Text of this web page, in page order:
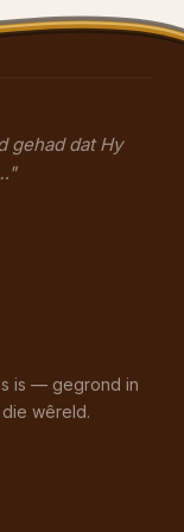
gehad dat Hy
is — gegrond in
wêreld.